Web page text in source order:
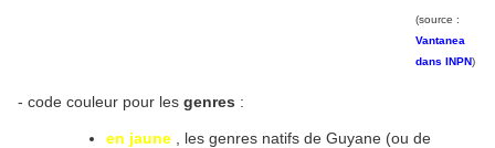
(source :
Vantanea
dans INPN)
- code couleur pour les genres :
en jaune
, les genres natifs de Guyane (ou de